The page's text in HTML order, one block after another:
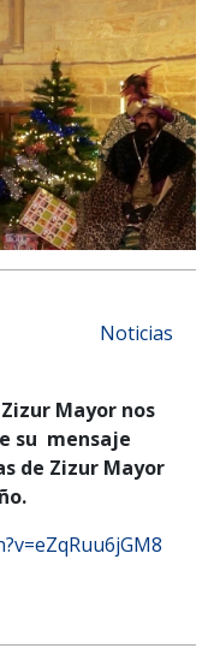
Noticias
Mayor nos
su mensaje
de Zizur Mayor